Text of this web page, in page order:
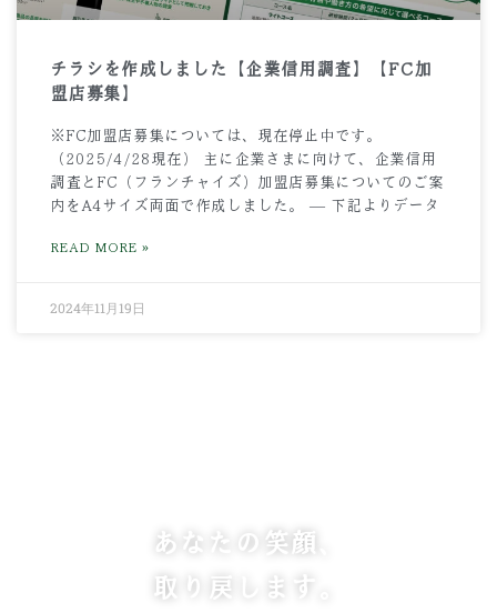
チラシを作成しました【企業信用調査】【FC加
盟店募集】
※FC加盟店募集については、現在停止中です。
（2025/4/28現在） 主に企業さまに向けて、企業信用
調査とFC（フランチャイズ）加盟店募集についてのご案
内をA4サイズ両面で作成しました。 — 下記よりデータ
READ MORE »
2024年11月19日
あなたの笑顔、
取り戻します。